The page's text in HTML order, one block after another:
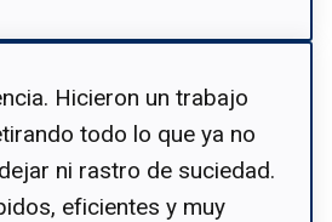
Hicieron un trabajo
todo lo que ya no
ni rastro de suciedad.
eficientes y muy